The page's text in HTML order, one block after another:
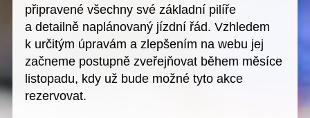
připravené všechny své základní pilíře
a detailně naplánovaný jízdní řád. Vzhledem
k určitým úpravám a zlepšením na webu jej
začneme postupně zveřejňovat během měsíce
listopadu, kdy už bude možné tyto akce
rezervovat.